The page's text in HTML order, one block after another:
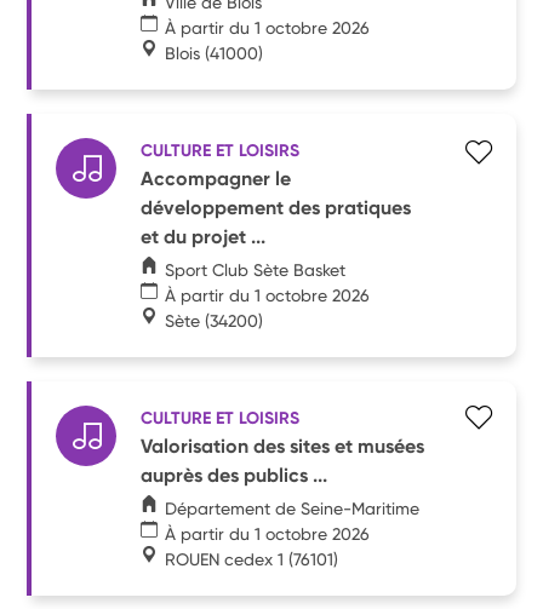
À partir du 1 octobre 2026
Blois (41000)
CULTURE ET LOISIRS
Accompagner le
développement des pratiques
et du projet ...
Sport Club Sète Basket
À partir du 1 octobre 2026
Sète (34200)
CULTURE ET LOISIRS
Valorisation des sites et musées
auprès des publics ...
Département de Seine-Maritime
À partir du 1 octobre 2026
ROUEN cedex 1 (76101)